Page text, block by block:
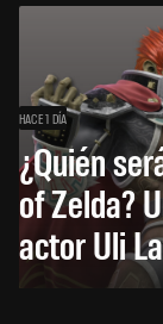
HACE 1 DÍA
¿Quién
of Zelda?
actor Uli